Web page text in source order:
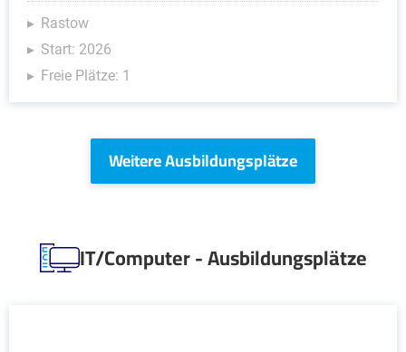
Rastow
Start: 2026
Freie Plätze: 1
Weitere Ausbildungsplätze
IT/Computer - Ausbildungsplätze